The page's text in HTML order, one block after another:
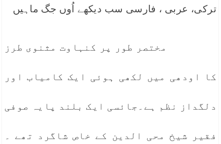
ترکی، عربی ، فارسی سب دیکھے اُوں جگ ماہیں
مختصر طور پر کنہاوت مثنوی طرز
کا اودھی میں لکھی ہوئی ایک کامیاب اور
دلگداز نظم ہے۔جائسی ایک بلند پایہ صوفی
فقیر شیخ محی الدین کے خاص شاگرد تھے ۔